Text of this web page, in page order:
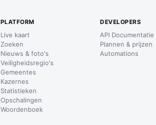
PLATFORM
Live kaart
Zoeken
Nieuws & foto's
Veiligheidsregio's
Gemeentes
Kazernes
Statistieken
Opschalingen
Woordenboek
DEVELOPERS
API Documentatie
Plannen & prijzen
Automations